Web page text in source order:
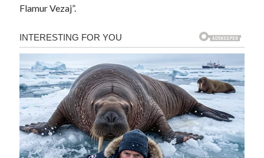
Flamur Vezaj”.